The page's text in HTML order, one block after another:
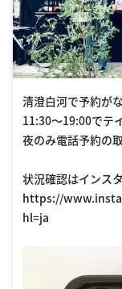
清澄白河で予約が
11:30〜19:00でテ
夜のみ電話予約の
状況確認はインスタ
https://
hl=ja